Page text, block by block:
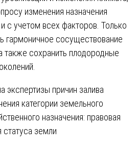
изменения назначения
с учетом всех факторов. Только
гармоничное сосуществование
также сохранить плодородные
экспертизы причин залива
категории земельного
назначения: правовая
земли